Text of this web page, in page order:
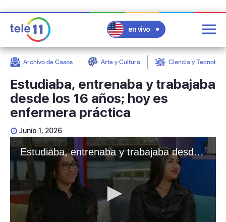
en vivo
Archivo de Casos Arte y Cultura Ciencia y
Estudiaba, entrenaba y trabajaba
desde los 16 años; hoy es
enfermera práctica
Junio 1, 2026
Estudiaba, entrenaba y trabajaba desde los 16 años; hoy es enfermera práctica
post